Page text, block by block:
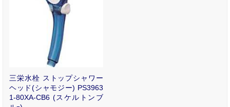
三栄水栓 ストップシャワー
ヘッド(シャモジー) PS3963
1-80XA-CB6 (スケルトンブ